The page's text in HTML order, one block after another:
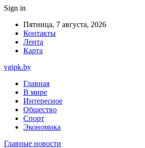
Sign in
Пятница, 7 августа, 2026
Контакты
Лента
Карта
vgipk.by
Главная
В мире
Интересное
Общество
Спорт
Экономика
Главные новости